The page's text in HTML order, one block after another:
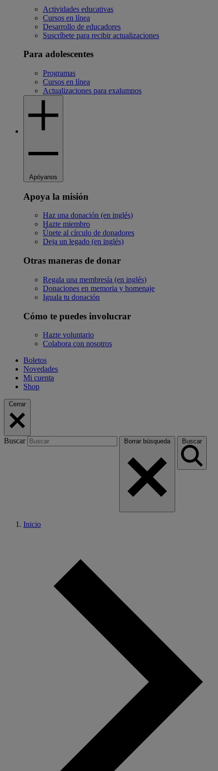
Actividades educativas
Cursos en línea
Desarrollo de educadores
Suscríbete para recibir actualizaciones
Para adolescentes
Programas
Cursos en línea
Actualizaciones para exalumnos
Apóyanos
Apoya la misión
Haz una donación (en inglés)
Hazte miembro
Únete al círculo de donadores
Deja un legado (en inglés)
Otras maneras de donar
Regala una membresía (en inglés)
Donaciones en memoria y homenaje
Iguala tu donación
Cómo te puedes involucrar
Hazte voluntario
Colabora con nosotros
Boletos
Novedades
Mi cuenta
Shop
Cerrar
Buscar Borrar búsqueda Buscar
Inicio